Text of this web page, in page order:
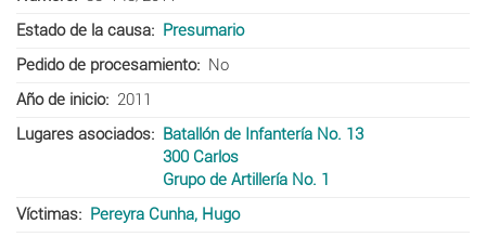
Estado de la causa
Presumario
Pedido de procesamiento
No
Año de inicio
2011
Lugares asociados
Batallón de Infantería No. 13
300 Carlos
Grupo de Artillería No. 1
Víctimas
Pereyra Cunha, Hugo